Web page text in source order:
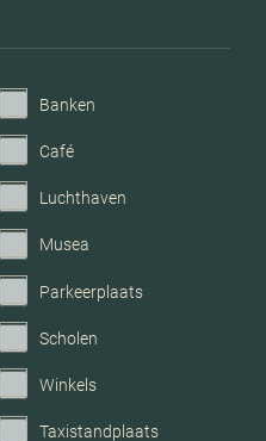
Mechanische ventilatie, tv
kabel, dakraam, glasvezel
ventilatie
Geen garage
Banken
Café
Luchthaven
Musea
Parkeerplaats
Scholen
Winkels
Taxistandplaats